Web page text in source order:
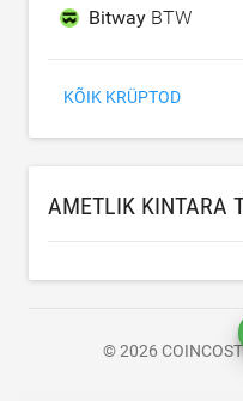
Bitway BTW
KÕIK KRÜPTOD
AMETLIK KINTARA
© 2026 COINCOST